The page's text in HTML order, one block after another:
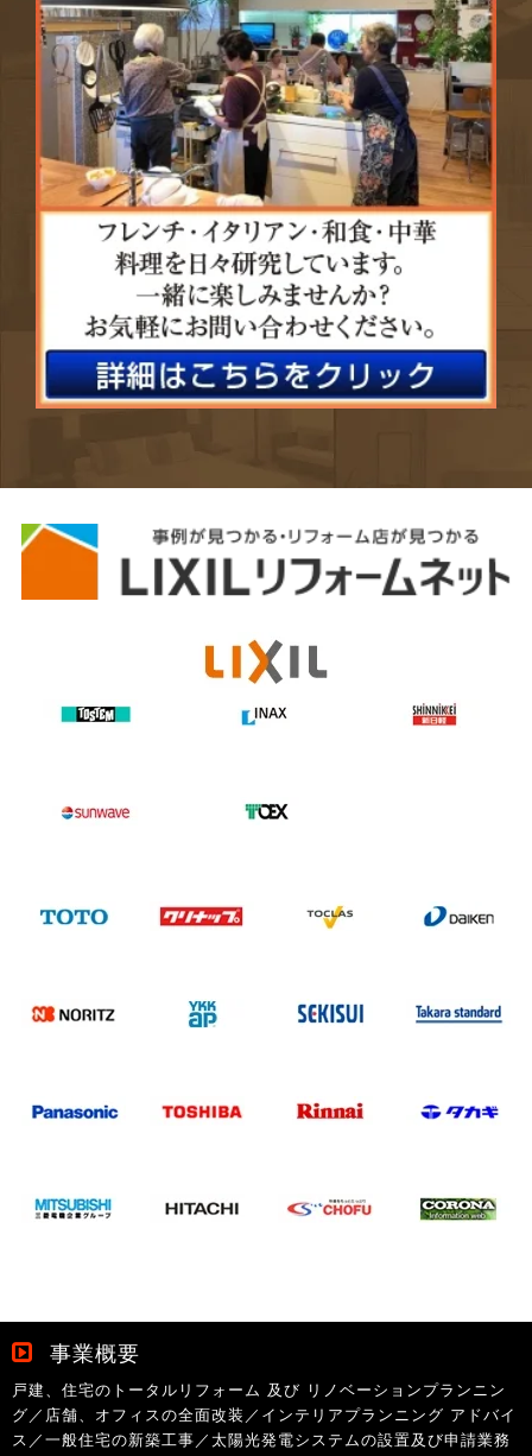
事業概要
戸建、住宅のトータルリフォーム 及び リノベーションプランニン
グ／店舗、オフィスの全面改装／インテリアプランニング アドバイ
ス／一般住宅の新築工事／太陽光発電システムの設置及び申請業務